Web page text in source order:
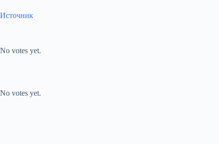
Источник
No votes yet.
No votes yet.